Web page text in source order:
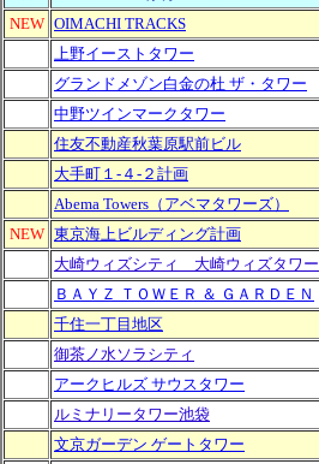
NEW OIMACHI TRACKS
上野イーストタワー
グランドメゾン白金の杜 ザ・タワー
中野ツインマークタワー
住友不動産秋葉原駅前ビル
大手町１-４-２計画
Abema Towers（アベマタワーズ）
NEW 東京海上ビルディング計画
大崎ウィズシティ 大崎ウィズタワー
ＢＡＹＺ ＴＯＷＥＲ ＆ ＧＡＲＤＥＮ
千住一丁目地区
御茶ノ水ソラシティ
アークヒルズ サウスタワー
ルミナリータワー池袋
文京ガーデン ゲートタワー